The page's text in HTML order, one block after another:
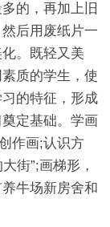
的，再加上旧
后用废纸片一
。既轻又美
质的学生，使
的特征，形成
定基础。学画
作画;认识方
街”;画梯形，
牛场新房舍和